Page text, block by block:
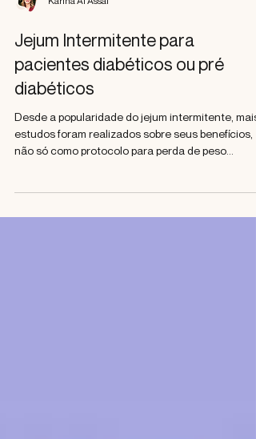
Karina Al Assal
Jejum Intermitente para
pacientes diabéticos ou pré
diabéticos
Desde a popularidade do jejum intermitente, mais